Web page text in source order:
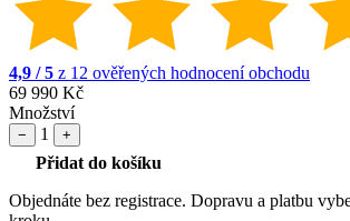
4,9 / 5 z 12 ověřených hodnocení obchodu
69 990 Kč
Množství
− 1 +
Přidat do košíku
Objednáte bez registrace. Dopravu a platbu